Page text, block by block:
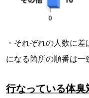
・それぞれの人数に
になる箇所の順番は一
行なっている体臭